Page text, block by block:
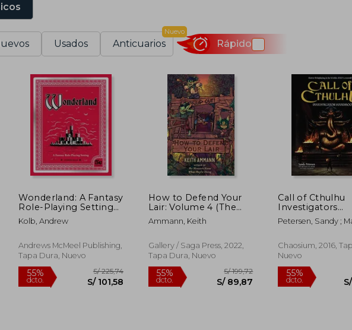
Usados Anticuarios
Nuevo
Rápido
Wonderland: A Fantasy
Role-Playing Setting
(en Inglés)
Kolb, Andrew
Andrews McMeel Publishing,
Tapa Dura, Nuevo
How to Defend Your
Lair: Volume 4 (The
Monsters Know What
They’Re Doing) (en
Ammann, Keith
Gallery / Saga Press, 2022,
Tapa Dura, Nuevo
Call of Cthulhu
Investigators
Handbook (Call
Cthulhu
Petersen, Sandy ;
Chaosium, 2016,
Nuevo